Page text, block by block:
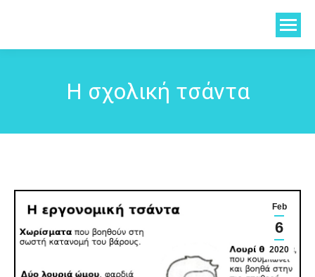
Η σχολική τσάντα
Feb
6
2020